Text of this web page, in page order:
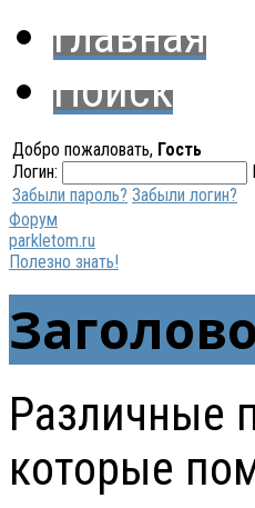
Главная
Поиск
Добро пожаловать, Гость
Логин:
Забыли пароль? Забыли логин?
Форум
parkletom.ru
Полезно знать!
Различные
которые